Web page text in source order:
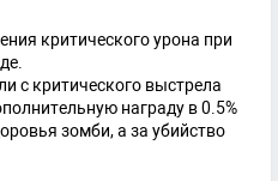
критического урона при
с критического выстрела
награду в 0.5%
зомби, а за убийство